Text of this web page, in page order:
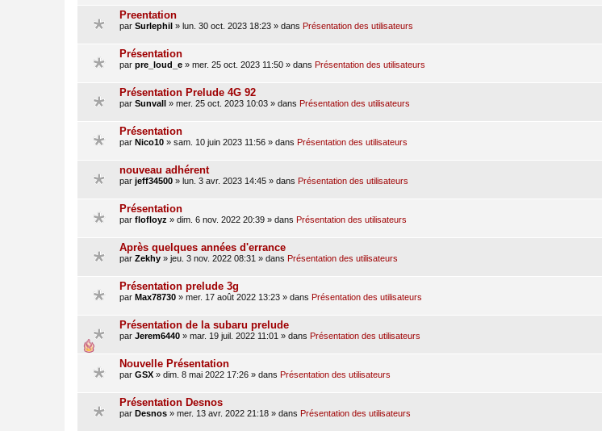
Preentation
par Surlephil » lun. 30 oct. 2023 18:23 » dans Présentation des utilisateurs
Présentation
par pre_loud_e » mer. 25 oct. 2023 11:50 » dans Présentation des utilisateurs
Présentation Prelude 4G 92
par Sunvall » mer. 25 oct. 2023 10:03 » dans Présentation des utilisateurs
Présentation
par Nico10 » sam. 10 juin 2023 11:56 » dans Présentation des utilisateurs
nouveau adhérent
par jeff34500 » lun. 3 avr. 2023 14:45 » dans Présentation des utilisateurs
Présentation
par flofloyz » dim. 6 nov. 2022 20:39 » dans Présentation des utilisateurs
Après quelques années d'errance
par Zekhy » jeu. 3 nov. 2022 08:31 » dans Présentation des utilisateurs
Présentation prelude 3g
par Max78730 » mer. 17 août 2022 13:23 » dans Présentation des utilisateurs
Présentation de la subaru prelude
par Jerem6440 » mar. 19 juil. 2022 11:01 » dans Présentation des utilisateurs
Nouvelle Présentation
par GSX » dim. 8 mai 2022 17:26 » dans Présentation des utilisateurs
Présentation Desnos
par Desnos » mer. 13 avr. 2022 21:18 » dans Présentation des utilisateurs